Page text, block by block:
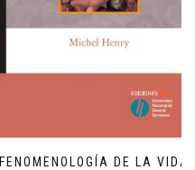
FENOMENOLOGÍA DE LA VIDA